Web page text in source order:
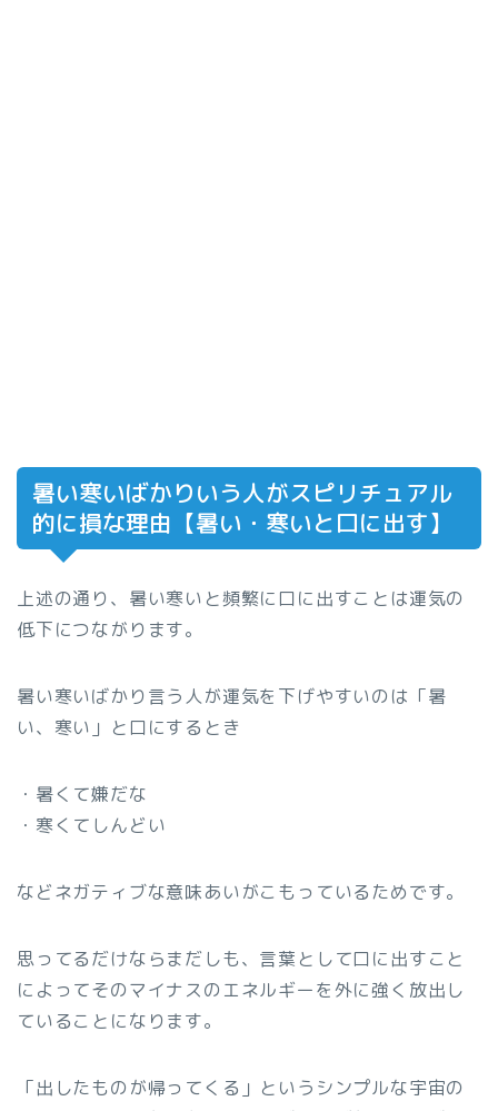
暑い寒いばかりいう人がスピリチュアル
的に損な理由【暑い・寒いと口に出す】
上述の通り、暑い寒いと頻繁に口に出すことは運気の
低下につながります。
暑い寒いばかり言う人が運気を下げやすいのは「暑
い、寒い」と口にするとき
・暑くて嫌だな
・寒くてしんどい
などネガティブな意味あいがこもっているためです。
思ってるだけならまだしも、言葉として口に出すこと
によってそのマイナスのエネルギーを外に強く放出し
ていることになります。
「出したものが帰ってくる」というシンプルな宇宙の